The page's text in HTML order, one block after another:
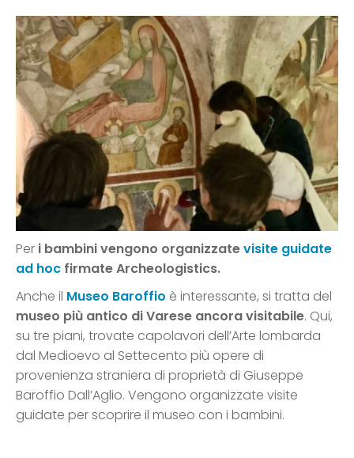
Per i bambini vengono organizzatevisite guidate
ad hoc firmate Archeologistics.
Anche il Museo Baroffio è interessante, si tratta del
museo più antico di Varese ancora visitabile. Qui,
su tre piani, trovate capolavori dell’Arte lombarda
dal Medioevo al Settecento più opere di
provenienza straniera di proprietà di Giuseppe
Baroffio Dall’Aglio. Vengono organizzate visite
guidate per scoprire il museo con i bambini.